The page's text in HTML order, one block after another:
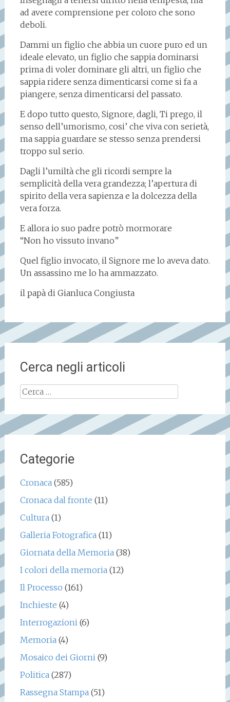
ad avere comprensione per coloro che sono
deboli.
Dammi un figlio che abbia un cuore puro ed un
ideale elevato, un figlio che sappia dominarsi
prima di voler dominare gli altri, un figlio che
sappia ridere senza dimenticarsi come si fa a
piangere, senza dimenticarsi del passato.
E dopo tutto questo, Signore, dagli, Ti prego, il
senso dell’umorismo, cosi’ che viva con serietà,
ma sappia guardare se stesso senza prendersi
troppo sul serio.
Dagli l’umiltà che gli ricordi sempre la
semplicità della vera grandezza; l’apertura di
spirito della vera sapienza e la dolcezza della
vera forza.
E allora io suo padre potrò mormorare
“Non ho vissuto invano”
Quel figlio invocato, il Signore me lo aveva dato.
Un assassino me lo ha ammazzato.
il papà di Gianluca Congiusta
Cerca negli articoli
Ricerca
Categorie
Cronaca(585)
Cronaca dal fronte (11)
Cultura(1)
Galleria Fotografica(11)
Giornata della Memoria(38)
I colori della memoria(12)
Il Processo (161)
Inchieste (4)
Interrogazioni(6)
Memoria(4)
Mosaico dei Giorni(9)
Politica(287)
Rassegna Stampa(51)